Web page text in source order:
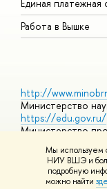
Мы используем
НИУ ВШЭ и
подробную
можно найти
Единая платежная
Работа в Вышке
http://
Министерство
https://edu.gov.ru/
Министерство
https://
Массовые